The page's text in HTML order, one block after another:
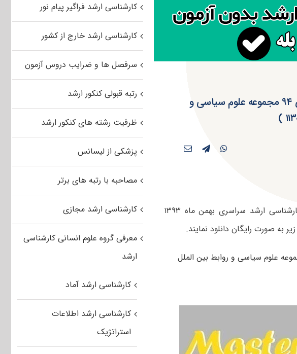
دانلود سوالات آزمون کارشناسی ارشد سراسری ۹۴ مجموعه علوم سیاسی و
کاربران عزیز مستر تست می توانند دفترچه سوالات کنکور کارشناسی ارشد سراسری بهمن ماه ۱۳۹۳
به صورت رایگان دانلود نمایند.
کارشناسی ارشد فراگیر پیام نور
کارشناسی ارشد خارج از کشور
سرفصل ها و ضرایب دروس آزمون
رتبه قبولی کنکور ارشد
ظرفیت رشته های کنکور ارشد
پزشکی از لیسانس
مصاحبه با رتبه های برتر
کارشناسی ارشد مجازی
معرفی گروه علوم انسانی کارشناسی
ارشد
کارشناسی ارشد آماد
کارشناسی ارشد اطلاعات
استراتژیک